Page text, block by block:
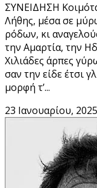
ΣΥΝΕΙΔΗΣΗ
Λήθης, μέσα σε
ρόδων, κι
την Αμαρτία, την
Χιλιάδες άρπες
σαν την είδε έτσι
μορφή τ’...
23 Ιανουαρίου, 2025